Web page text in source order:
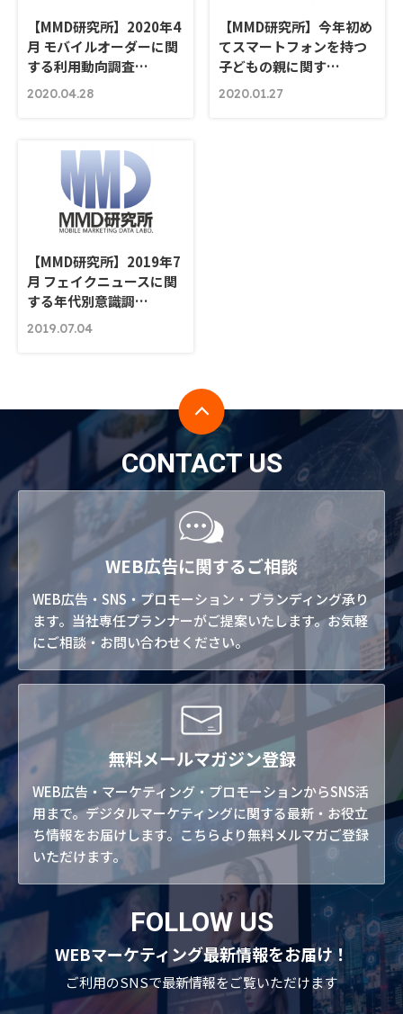
【MMD研究所】2020年4
月 モバイルオーダーに関
する利用動向調査…
2020.04.28
【MMD研究所】今年初め
てスマートフォンを持つ
子どもの親に関す…
2020.01.27
【MMD研究所】2019年7
月 フェイクニュースに関
する年代別意識調…
2019.07.04
CONTACT US
WEB広告に関するご相談
WEB広告・SNS・プロモーション・ブランディング承り
ます。当社専任プランナーがご提案いたします。お気軽
にご相談・お問い合わせください。
無料メールマガジン登録
WEB広告・マーケティング・プロモーションからSNS活
用まで。デジタルマーケティングに関する最新・お役立
ち情報をお届けします。こちらより無料メルマガご登録
いただけます。
FOLLOW US
WEBマーケティング最新情報をお届け！
ご利用のSNSで最新情報をご覧いただけます